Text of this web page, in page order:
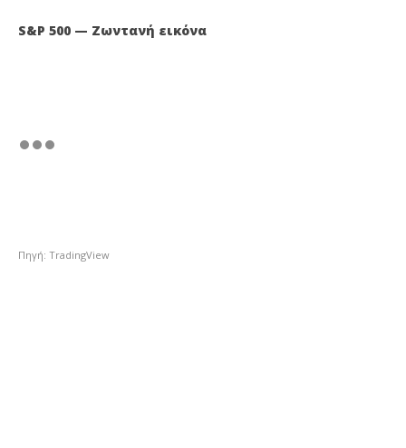
S&P 500 — Ζωντανή εικόνα
Πηγή: TradingView